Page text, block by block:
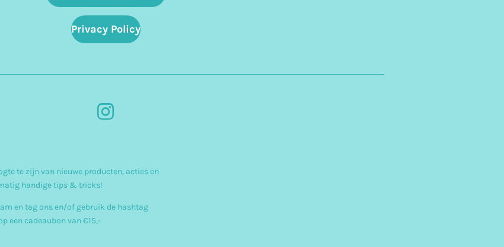
Privacy Policy
I
t
g
te zijn van nieuwe producten, acties en
handige tips & tricks!
en tag ons en/of gebruik de hashtag
een cadeaubon van €15,-